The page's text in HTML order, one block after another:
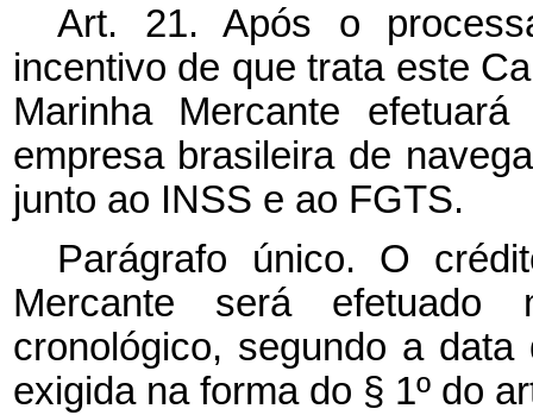
Art. 21. Após o
incentivo de que trata este
Marinha Mercante
empresa brasileira de
junto ao INSS e ao FGTS.
Parágrafo único. O
Mercante será
cronológico, segundo a
exigida na forma do § 1º do